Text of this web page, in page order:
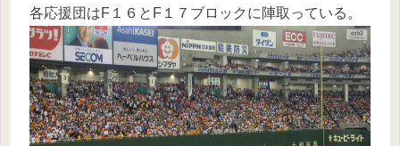
各応援団はF１６とF１７ブロックに陣取っている。